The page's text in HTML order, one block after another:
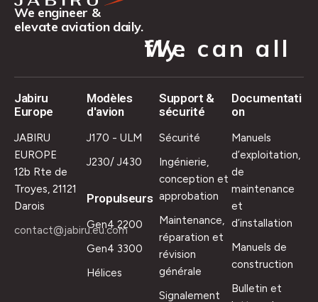
We engineer &
elevate aviation daily.
We can all fly.
Jabiru
Europe
JABIRU
EUROPE
12b Rte de
Troyes, 21121
Darois
contact@jabiru.eu.com
Modèles
d'avion
J170 - ULM
J230/ J430
Propulseurs
Gen4 2200
Gen4 3300
Hélices
Support &
sécurité
Sécurité
Ingénierie,
conception et
approbation
Maintenance,
réparation et
révision
générale
Signalement
Documentati
on
Manuels
d’exploitation,
de
maintenance
et
d’installation
Manuels de
construction
Bulletin et